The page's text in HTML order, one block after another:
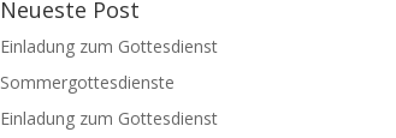
Neueste Post
Einladung zum Gottesdienst
Sommergottesdienste
Einladung zum Gottesdienst